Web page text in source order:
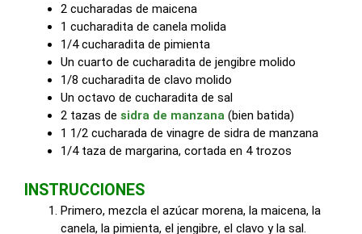
2 cucharadas de maicena
1 cucharadita de canela molida
1/4 cucharadita de pimienta
Un cuarto de cucharadita de jengibre molido
1/8 cucharadita de clavo molido
Un octavo de cucharadita de sal
2 tazas de sidra de manzana (bien batida)
1 1/2 cucharada de vinagre de sidra de manzana
1/4 taza de margarina, cortada en 4 trozos
INSTRUCCIONES
Primero, mezcla el azúcar morena, la maicena, la
canela, la pimienta, el jengibre, el clavo y la sal.